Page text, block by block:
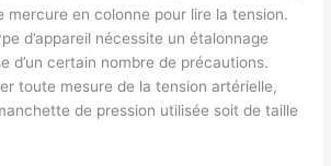
mercure en colonne pour lire la tension.
d’appareil nécessite un étalonnage
d’un certain nombre de précautions.
toute mesure de la tension artérielle,
de pression utilisée soit de taille